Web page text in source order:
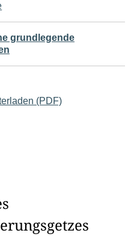
grundlegende
(PDF)